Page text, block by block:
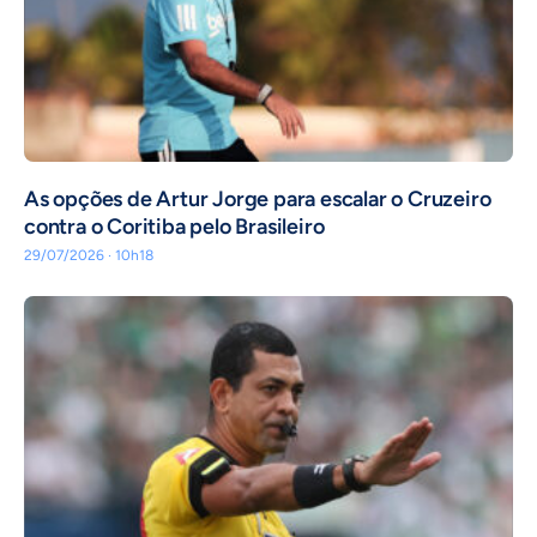
As opções de Artur Jorge para escalar o Cruzeiro
contra o Coritiba pelo Brasileiro
29/07/2026 · 10h18